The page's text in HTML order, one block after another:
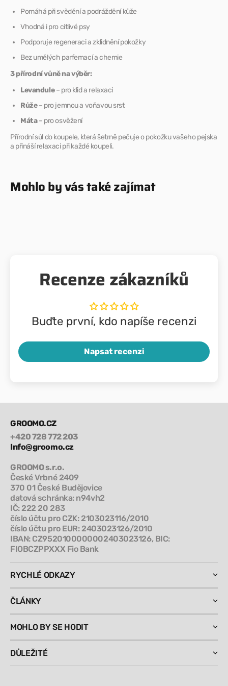
Pomáhá při svědění a podráždění kůže
Vhodná i pro citlivé psy
Podporuje regeneraci a zklidnění pokožky
Bez umělých parfemací a chemie
3 přírodní vůně na výběr:
Levandule– pro klid a relaxaci
Růže– pro jemnou a voňavou srst
Máta– pro osvěžení
Přírodní sůl do koupele, která šetrně pečuje o pokožku vašeho pejska
a přináší relaxaci při každé koupeli.
Mohlo by vás také zajímat
Recenze zákazníků
Buďte první, kdo napíše recenzi
Napsat recenzi
GROOMO.CZ
+420 728 772 203
Info@groomo.cz
GROOMO s.r.o.
České Vrbné 2409
370 01 České Budějovice
datová schránka: n94vh2
IČ: 222 20 283
číslo účtu pro CZK: 2103023116/2010
číslo účtu pro EUR: 2403023126/2010
IBAN: CZ9520100000002403023126, BIC:
FIOBCZPPXXX Fio Bank
RYCHLÉ ODKAZY
ČLÁNKY
MOHLO BY SE HODIT
DŮLEŽITÉ